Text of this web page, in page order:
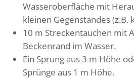
Wasseroberfläche mit
kleinen Gegenstandes (z.B.
10 m Streckentauchen mit
Beckenrand im Wasser.
Ein Sprung aus 3 m Höhe
Sprünge aus 1 m Höhe.